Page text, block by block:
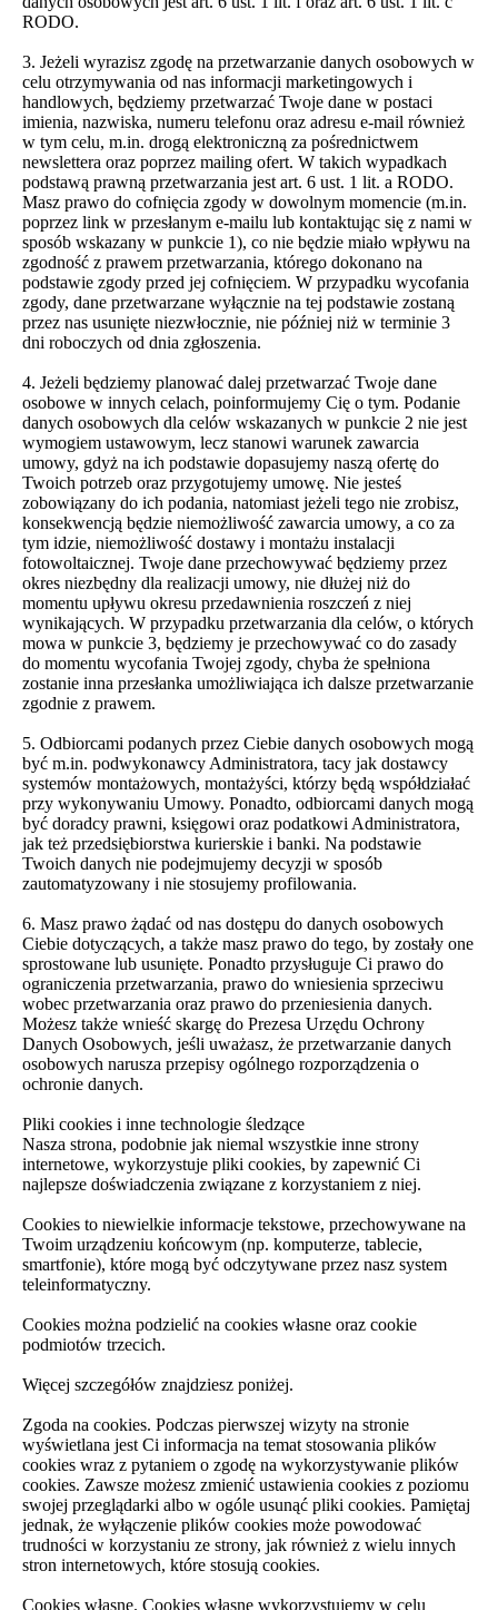
RODO.
3. Jeżeli wyrazisz zgodę na przetwarzanie danych osobowych w
celu otrzymywania od nas informacji marketingowych i
handlowych, będziemy przetwarzać Twoje dane w postaci
imienia, nazwiska, numeru telefonu oraz adresu e-mail również
w tym celu, m.in. drogą elektroniczną za pośrednictwem
newslettera oraz poprzez mailing ofert. W takich wypadkach
podstawą prawną przetwarzania jest art. 6 ust. 1 lit. a RODO.
Masz prawo do cofnięcia zgody w dowolnym momencie (m.in.
poprzez link w przesłanym e-mailu lub kontaktując się z nami w
sposób wskazany w punkcie 1), co nie będzie miało wpływu na
zgodność z prawem przetwarzania, którego dokonano na
podstawie zgody przed jej cofnięciem. W przypadku wycofania
zgody, dane przetwarzane wyłącznie na tej podstawie zostaną
przez nas usunięte niezwłocznie, nie później niż w terminie 3
dni roboczych od dnia zgłoszenia.
4. Jeżeli będziemy planować dalej przetwarzać Twoje dane
osobowe w innych celach, poinformujemy Cię o tym. Podanie
danych osobowych dla celów wskazanych w punkcie 2 nie jest
wymogiem ustawowym, lecz stanowi warunek zawarcia
umowy, gdyż na ich podstawie dopasujemy naszą ofertę do
Twoich potrzeb oraz przygotujemy umowę. Nie jesteś
zobowiązany do ich podania, natomiast jeżeli tego nie zrobisz,
konsekwencją będzie niemożliwość zawarcia umowy, a co za
tym idzie, niemożliwość dostawy i montażu instalacji
fotowoltaicznej. Twoje dane przechowywać będziemy przez
okres niezbędny dla realizacji umowy, nie dłużej niż do
momentu upływu okresu przedawnienia roszczeń z niej
wynikających. W przypadku przetwarzania dla celów, o których
mowa w punkcie 3, będziemy je przechowywać co do zasady
do momentu wycofania Twojej zgody, chyba że spełniona
zostanie inna przesłanka umożliwiająca ich dalsze przetwarzanie
zgodnie z prawem.
5. Odbiorcami podanych przez Ciebie danych osobowych mogą
być m.in. podwykonawcy Administratora, tacy jak dostawcy
systemów montażowych, montażyści, którzy będą współdziałać
przy wykonywaniu Umowy. Ponadto, odbiorcami danych mogą
być doradcy prawni, księgowi oraz podatkowi Administratora,
jak też przedsiębiorstwa kurierskie i banki. Na podstawie
Twoich danych nie podejmujemy decyzji w sposób
zautomatyzowany i nie stosujemy profilowania.
6. Masz prawo żądać od nas dostępu do danych osobowych
Ciebie dotyczących, a także masz prawo do tego, by zostały one
sprostowane lub usunięte. Ponadto przysługuje Ci prawo do
ograniczenia przetwarzania, prawo do wniesienia sprzeciwu
wobec przetwarzania oraz prawo do przeniesienia danych.
Możesz także wnieść skargę do Prezesa Urzędu Ochrony
Danych Osobowych, jeśli uważasz, że przetwarzanie danych
osobowych narusza przepisy ogólnego rozporządzenia o
ochronie danych.
Pliki cookies i inne technologie śledzące
Nasza strona, podobnie jak niemal wszystkie inne strony
internetowe, wykorzystuje pliki cookies, by zapewnić Ci
najlepsze doświadczenia związane z korzystaniem z niej.
Cookies to niewielkie informacje tekstowe, przechowywane na
Twoim urządzeniu końcowym (np. komputerze, tablecie,
smartfonie), które mogą być odczytywane przez nasz system
teleinformatyczny.
Cookies można podzielić na cookies własne oraz cookie
podmiotów trzecich.
Więcej szczegółów znajdziesz poniżej.
Zgoda na cookies. Podczas pierwszej wizyty na stronie
wyświetlana jest Ci informacja na temat stosowania plików
cookies wraz z pytaniem o zgodę na wykorzystywanie plików
cookies. Zawsze możesz zmienić ustawienia cookies z poziomu
swojej przeglądarki albo w ogóle usunąć pliki cookies. Pamiętaj
jednak, że wyłączenie plików cookies może powodować
trudności w korzystaniu ze strony, jak również z wielu innych
stron internetowych, które stosują cookies.
Cookies własne. Cookies własne wykorzystujemy w celu